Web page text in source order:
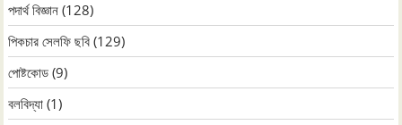
পদার্থ বিজ্ঞান (128)
পিকচার সেলফি ছবি (129)
পোষ্টকোড (9)
বলবিদ্যা (1)